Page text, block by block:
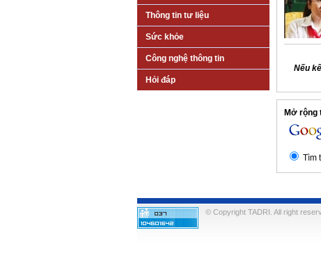
Thông tin tư liệu
Sức khỏe
Công nghệ thông tin
Hỏi đáp
Nếu
Mở rộng
Tìm
© Copyright TADRI. All right